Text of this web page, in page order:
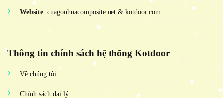
Website: cuagonhuacomposite.net & kotdoor.com
Thông tin chính sách hệ thống Kotdoor
Về chúng tôi
Chính sách đại lý